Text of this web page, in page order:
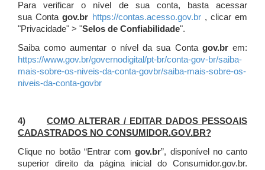
Para verificar o nível de sua conta, basta acessar
sua Contagov.br https://contas.acesso.gov.br, clicar em
"Privacidade" > "Selos de Confiabilidade".
Saiba como aumentar o nível da sua Conta gov.brem:
https://www.gov.br/governodigital/pt-br/conta-gov-br/saiba-
mais-sobre-os-niveis-da-conta-govbr/saiba-mais-sobre-os-
niveis-da-conta-govbr
4) COMO ALTERAR / EDITAR DADOS PESSOAIS
CADASTRADOS NO CONSUMIDOR.GOV.BR?
Clique no botão “Entrar comgov.br”, disponível no canto
superior direito da página inicial do Consumidor.gov.br.